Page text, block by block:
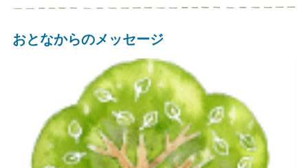
おとなからのメッセージ